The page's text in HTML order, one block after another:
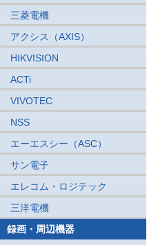
三菱電機
アクシス（AXIS）
HIKVISION
ACTi
VIVOTEC
NSS
エーエスシー（ASC）
サン電子
エレコム・ロジテック
三洋電機
録画・周辺機器